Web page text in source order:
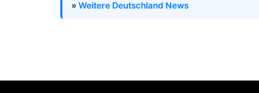
» Weitere Deutschland News